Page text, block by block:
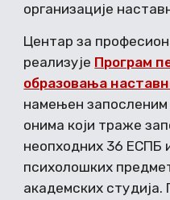
организације
Центар за
реализује Програм
образовања
намењен
онима који траже
неопходних 36 ЕСПБ
психолошких
академских